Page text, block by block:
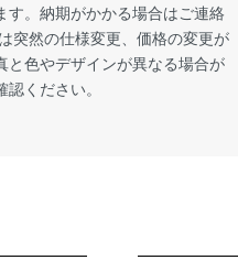
。納期がかかる場合はご連絡
突然の仕様変更、価格の変更が
と色やデザインが異なる場合が
ください。